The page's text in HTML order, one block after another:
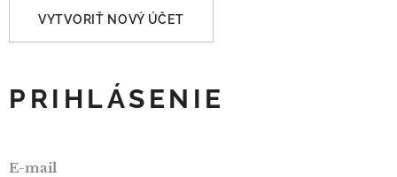
VYTVORIŤ NOVÝ ÚČET
PRIHLÁSENIE
E-mail